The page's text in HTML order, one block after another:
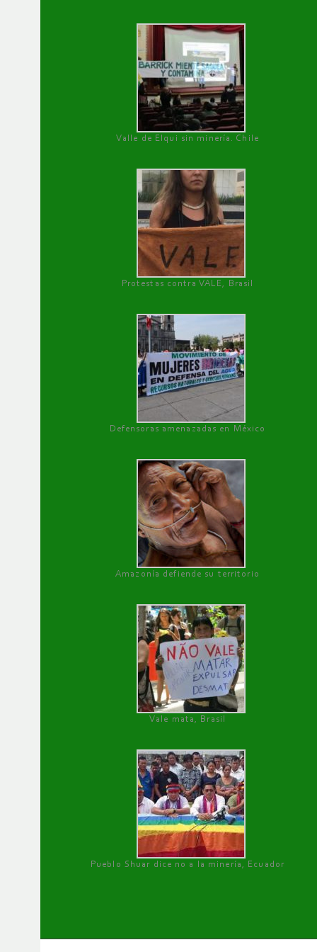
Valle de Elqui sin minería. Chile
Protestas contra VALE, Brasil
Defensoras amenazadas en México
Amazonía defiende su territorio
Vale mata, Brasil
Pueblo Shuar dice no a la minería, Ecuador